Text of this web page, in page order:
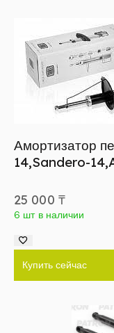
Амортизатор
14,Sandero-
25 000 ₸
6 шт в наличии
Купить сейчас